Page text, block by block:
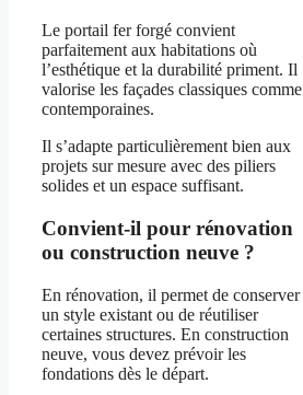
Le portail fer forgé convient
parfaitement aux habitations où
l’esthétique et la durabilité priment. Il
valorise les façades classiques comme
contemporaines.
Il s’adapte particulièrement bien aux
projets sur mesure avec des piliers
solides et un espace suffisant.
Convient-il pour rénovation
ou construction neuve ?
En rénovation, il permet de conserver
un style existant ou de réutiliser
certaines structures. En construction
neuve, vous devez prévoir les
fondations dès le départ.